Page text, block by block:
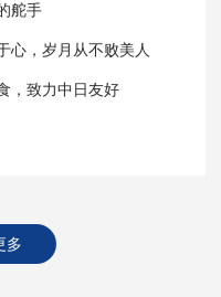
舵手
，岁月从不败美人
，致力中日友好
多